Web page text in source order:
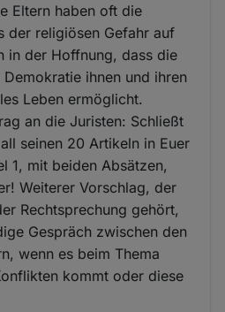
Eltern haben oft die
der religiösen Gefahr auf
in der Hoffnung, dass die
ihnen und ihren
Leben ermöglicht.
an die Juristen: Schließt
seinen 20 Artikeln in Euer
1, mit beiden Absätzen,
Weiterer Vorschlag, der
Rechtsprechung gehört,
Gespräch zwischen den
wenn es beim Thema
kommt oder diese